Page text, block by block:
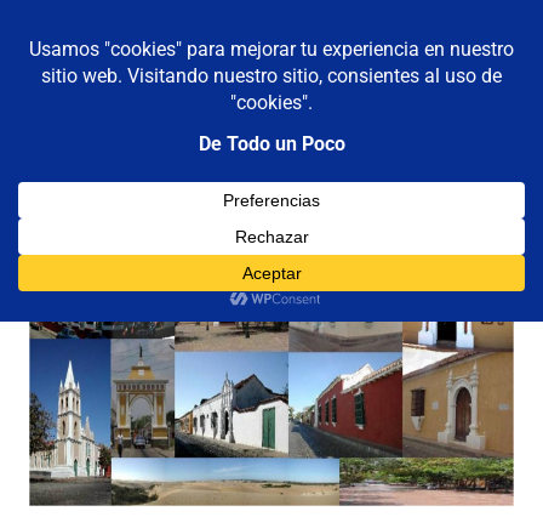
contenido
De todo un poco
Reflexiones,
Viajes
MENÚ